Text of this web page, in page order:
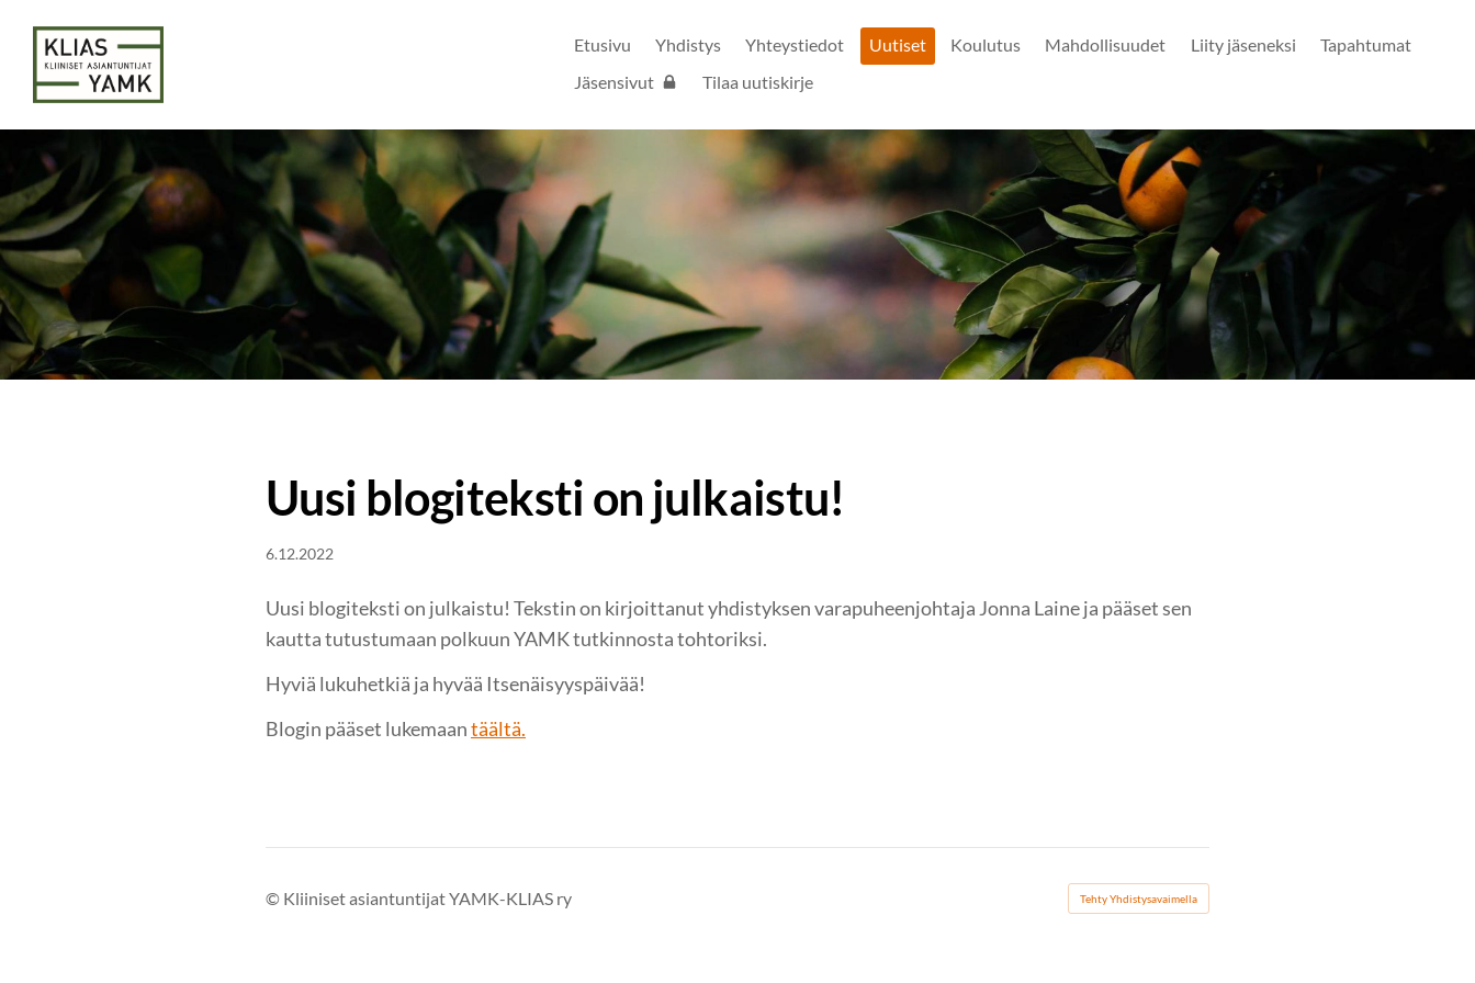
Siirry
sivun
sisältöön
Kliiniset asiantuntijat YAMK-KLIAS ry
Etusivu Yhdistys Yhteystiedot Uutiset Koulutus Mahdollisuudet Liity jäseneksi
Tapahtumat
Jäsensivut
Tilaa uutiskirje
Uusi blogiteksti on julkaistu!
6.12.2022
Uusi blogiteksti on julkaistu! Tekstin on kirjoittanut yhdistyksen varapuheenjohtaja Jonna Laine ja pääset sen
kautta tutustumaan polkuun YAMK tutkinnosta tohtoriksi.
Hyviä lukuhetkiä ja hyvää Itsenäisyyspäivää!
Blogin pääset lukemaantäältä.
© Kliiniset asiantuntijat YAMK-KLIAS ry Tehty Yhdistysavaimella